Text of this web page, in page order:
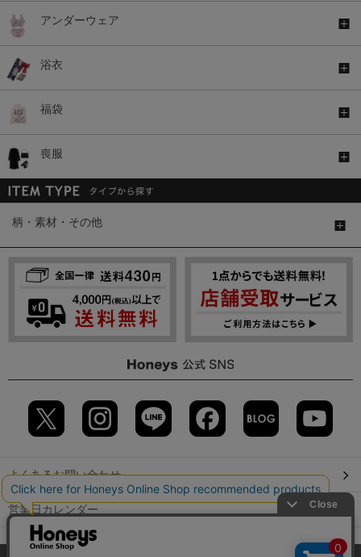
アンダーウェア
浴衣
福袋
喪服
柄・素材・その他
よくあるお問い合わせ
営業日カレンダー
店舗検索